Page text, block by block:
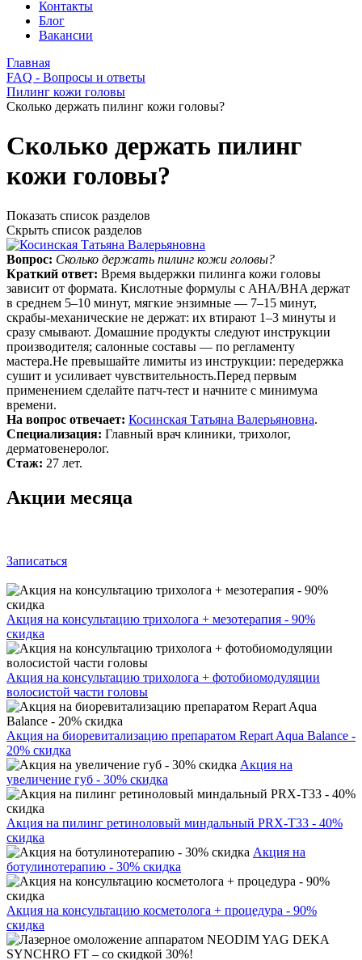
Контакты
Блог
Вакансии
Главная
FAQ - Вопросы и ответы
Пилинг кожи головы
Сколько держать пилинг кожи головы?
Сколько держать пилинг
кожи головы?
Показать список разделов
Скрыть список разделов
Вопрос: Сколько держать пилинг кожи головы?
Краткий ответ: Время выдержки пилинга кожи головы
зависит от формата. Кислотные формулы с AHA/BHA держат
в среднем 5–10 минут, мягкие энзимные — 7–15 минут,
скрабы‑механические не держат: их втирают 1–3 минуты и
сразу смывают. Домашние продукты следуют инструкции
производителя; салонные составы — по регламенту
мастера.Не превышайте лимиты из инструкции: передержка
сушит и усиливает чувствительность.Перед первым
применением сделайте патч‑тест и начните с минимума
времени.
На вопрос отвечает: Косинская Татьяна Валерьяновна.
Специализация: Главный врач клиники, трихолог,
дерматовенеролог.
Стаж: 27 лет.
Акции месяца
Записаться
Акция на консультацию трихолога + мезотерапия - 90%
скидка
Акция на консультацию трихолога + фотобиомодуляции
волосистой части головы
Акция на биоревитализацию препаратом Repart Aqua Balance -
20% скидка
Акция на
увеличение губ - 30% скидка
Акция на пилинг ретиноловый миндальный PRX-T33 - 40%
скидка
Акция на
ботулинотерапию - 30% скидка
Акция на консультацию косметолога + процедура - 90%
скидка